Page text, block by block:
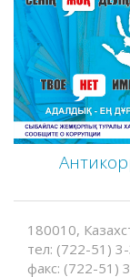
180010,
тел: (722-51)
факс: (722-51)